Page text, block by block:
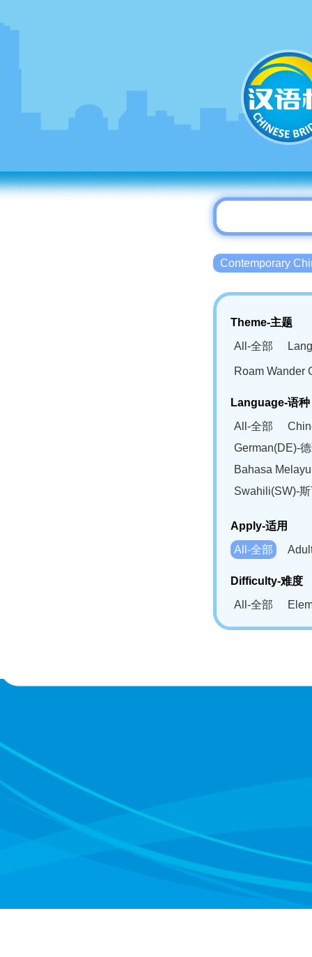
Contemporary
Theme-主题
All-全部
Roam Wander
Language-语种
All-全部
German(DE)-
Bahasa
Swahili(SW)-
Apply-适用
All-全部
Difficulty-难度
All-全部